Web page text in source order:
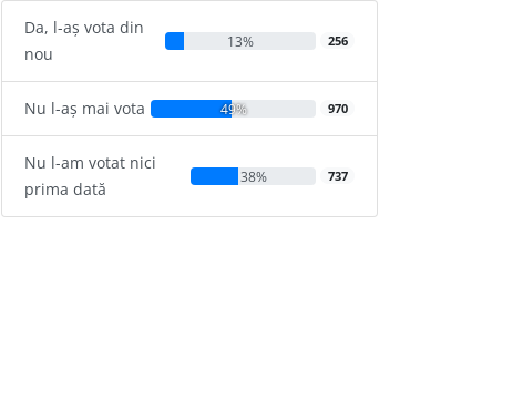
Da, l-aș vota din
nou
13% 256
Nu l-aș mai vota 49% 970
Nu l-am votat nici
prima dată
38% 737